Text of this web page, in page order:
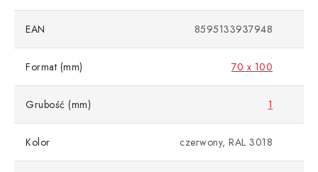
EAN 8595133937948
Format (mm) 70 x 100
Grubość (mm) 1
Kolor czerwony, RAL 3018